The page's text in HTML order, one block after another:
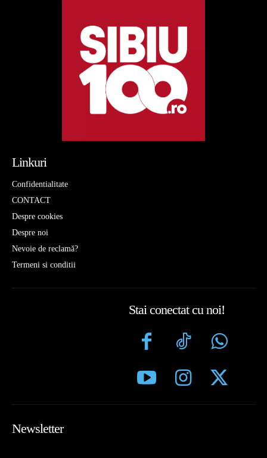
Linkuri
Confidentialitate
CONTACT
Despre cookies
Despre noi
Nevoie de reclamă?
Termeni si conditii
Stai conectat cu noi!
Newsletter